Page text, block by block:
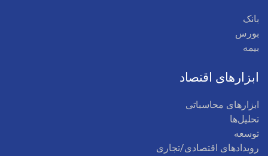
بانک
بورس
بیمه
ابزارهای اقتصاد
ابزارهای محاسباتی
تحلیل‌ها
توسعه
رویدادهای اقتصادی/تجاری